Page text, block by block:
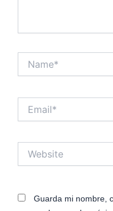
Guarda mi nombre,